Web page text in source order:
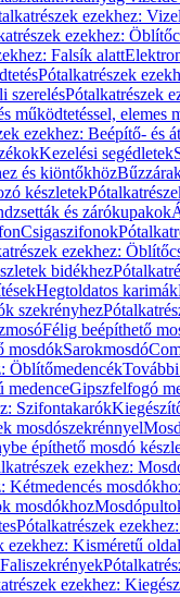
ezekhez:
ezekhez:
Falsík alatt
Pótalkatrészek
szerelésPótalkatrészek
működtetéssel, elemes
ezekhez: Beépítő- és
Kezelési segédletek
és kiöntőkhöz
készletek
és zárókupakok
Csigaszifonok
ezekhez:
bidékhez
Hegtoldatos karimák
szekrényhez
Félig beépíthető
mosdókSarokmosdó
Öblítőmedencék
medenceGipszfelfogó
Szifontakarók
mosdószekrénnyel
építhető mosdó
ezekhez:
Kétmedencés
mosdókhoz
Pótalkatrészek
ezekhez: Kisméretű
Faliszekrények
ezekhez: